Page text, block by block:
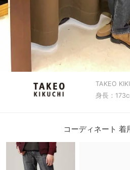
TAKEO
身長：
コーディネート 着